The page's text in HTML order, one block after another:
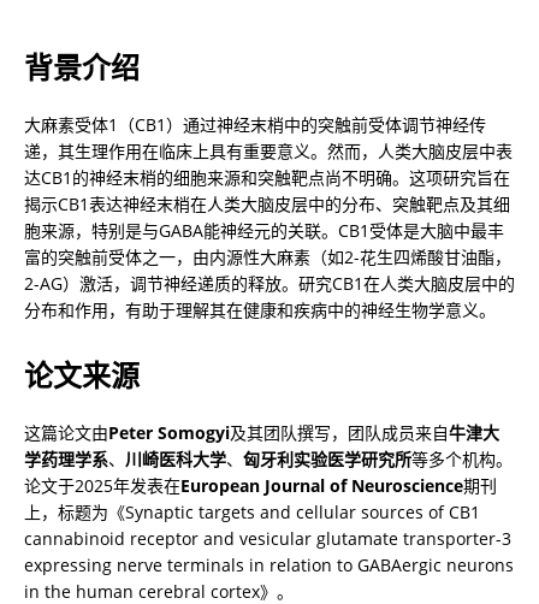
背景介绍
大麻素受体1（CB1）通过神经末梢中的突触前受体调节神经传
递，其生理作用在临床上具有重要意义。然而，人类大脑皮层中表
达CB1的神经末梢的细胞来源和突触靶点尚不明确。这项研究旨在
揭示CB1表达神经末梢在人类大脑皮层中的分布、突触靶点及其细
胞来源，特别是与GABA能神经元的关联。CB1受体是大脑中最丰
富的突触前受体之一，由内源性大麻素（如2-花生四烯酸甘油酯，
2-AG）激活，调节神经递质的释放。研究CB1在人类大脑皮层中的
分布和作用，有助于理解其在健康和疾病中的神经生物学意义。
论文来源
这篇论文由Peter Somogyi及其团队撰写，团队成员来自牛津大
学药理学系、 川崎医科大学、 匈牙利实验医学研究所等多个机构。
论文于2025年发表在European Journal of Neuroscience期刊
上，标题为《Synaptic targets and cellular sources of CB1
cannabinoid receptor and vesicular glutamate transporter-3
expressing nerve terminals in relation to GABAergic neurons
in the human cerebral cortex》。